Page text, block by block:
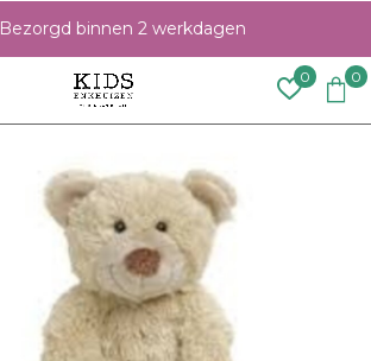
0 0
Bezorgd binnen 2 werkdagen